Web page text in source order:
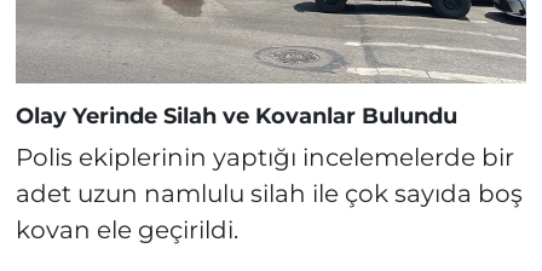
Olay Yerinde Silah ve Kovanlar Bulundu
Polis ekiplerinin yaptığı incelemelerde bir
adet uzun namlulu silah ile çok sayıda boş
kovan ele geçirildi.